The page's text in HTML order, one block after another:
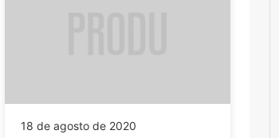
18 de agosto de 2020